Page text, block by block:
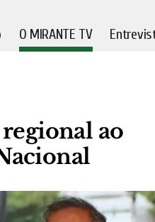
O MIRANTE TV
ao